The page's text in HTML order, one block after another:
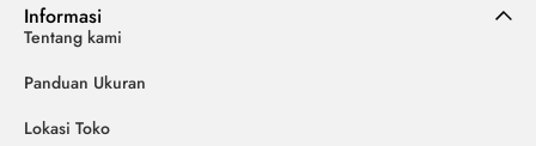
Informasi
Tentang kami
Panduan Ukuran
Lokasi Toko